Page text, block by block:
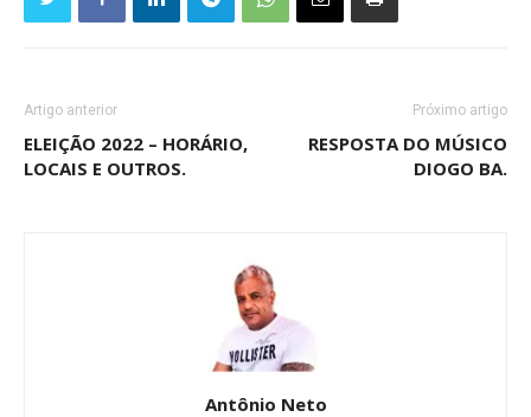
Artigo anterior
ELEIÇÃO 2022 – HORÁRIO,
LOCAIS E OUTROS.
Próximo artigo
RESPOSTA DO MÚSICO
DIOGO BA.
Antônio Neto